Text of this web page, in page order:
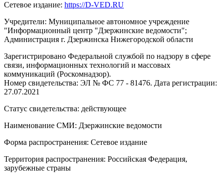
Сетевое издание: https://D-VED.RU
Учредители: Муниципальное автономное учреждение
"Информационный центр "Дзержинские ведомости";
Администрация г. Дзержинска Нижегородской области
Зарегистрировано Федеральной службой по надзору в сфере
связи, информационных технологий и массовых
коммуникаций (Роскомнадзор).
Номер свидетельства: ЭЛ № ФС 77 - 81476. Дата регистрации:
27.07.2021
Статус свидетельства: действующее
Наименование СМИ: Дзержинские ведомости
Форма распространения: Сетевое издание
Территория распространения: Российская Федерация,
зарубежные страны